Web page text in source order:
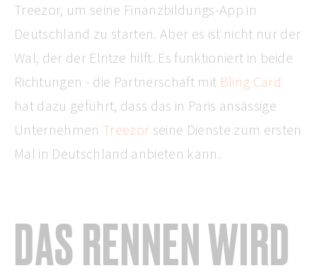
Treezor, um seine Finanzbildungs-App in
Deutschland zu starten. Aber es ist nicht nur der
Wal, der der Elritze hilft. Es funktioniert in beide
Richtungen - die Partnerschaft mit Bling Card
hat dazu geführt, dass das in Paris ansässige
Unternehmen Treezor seine Dienste zum ersten
Mal in Deutschland anbieten kann.
DAS RENNEN WIRD